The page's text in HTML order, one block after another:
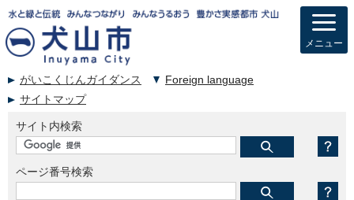
がいこくじんガイダンス
Foreign language
サイトマップ
サイト内検索
ページ番号検索
メニュー